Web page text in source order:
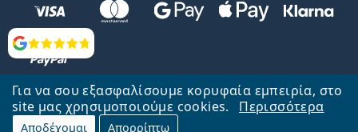
Για να σου εξασφαλίσουμε κορυφαία εμπειρία, στο
site μας χρησιμοποιούμε cookies.
Περισσότερα
Αποδέχομαι Απορρίπτω
Αξιολογήσεις